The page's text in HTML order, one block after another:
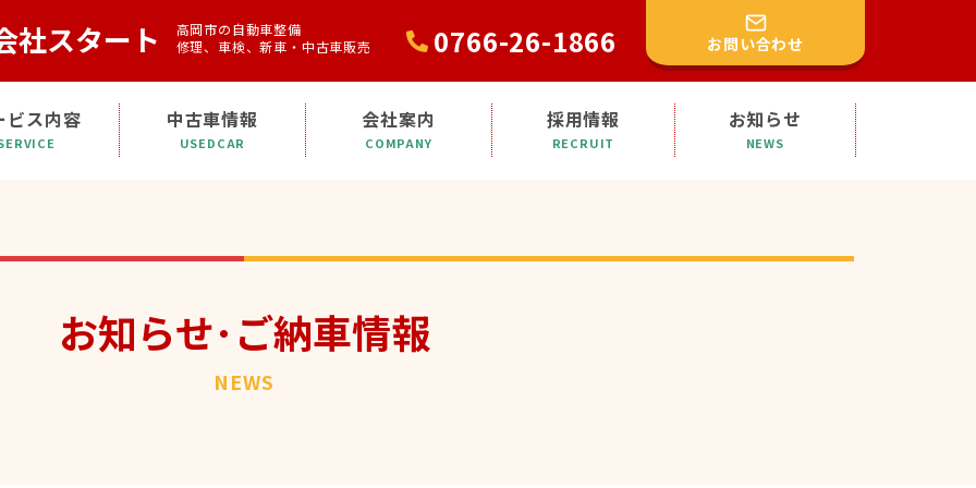
社スタート
高岡市の自動車整備
修理、車検、新車・中古車販売
0766-26-1866 お問い合わせ
ビス内容 中古車情報
USEDCAR
会社案内
COMPANY
採用情報
RECRUIT
お知らせ
NEWS
お知らせ･ご納車情報
NEWS